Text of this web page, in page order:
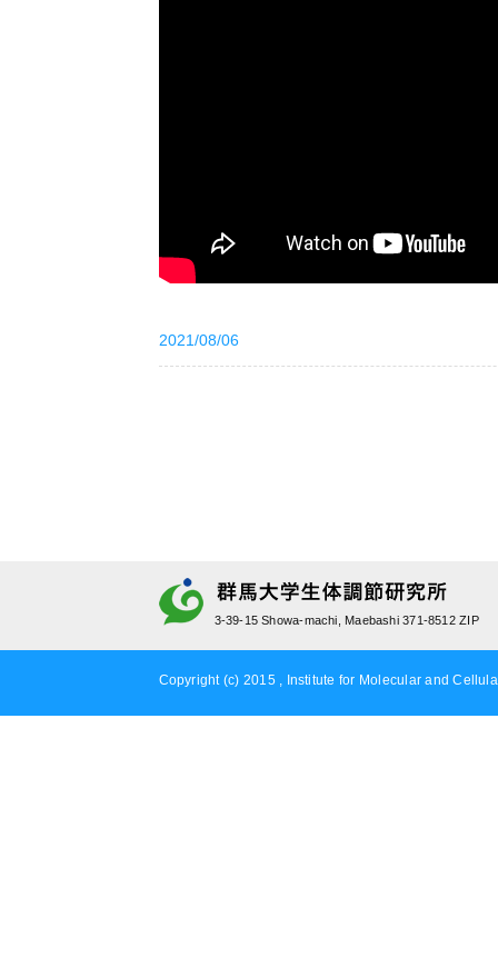
2021/08/06
3-39-15 Showa-machi, Maebashi 371-8512 ZIP
Copyright (c) 2015 , Institute for Molecular and